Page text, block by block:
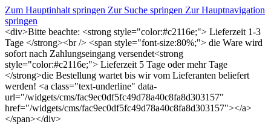
Zum Hauptinhalt springen Zur Suche springen Zur Hauptnavigation
springen
<div>Bitte beachte: <strong style="color:#c2116e;"> Lieferzeit 1-3
Tage </strong><br /> <span style="font-size:80%;"> die Ware wird
sofort nach Zahlungseingang versendet<strong
style="color:#c2116e;"> Lieferzeit 5 Tage oder mehr Tage
</strong>die Bestellung wartet bis wir vom Lieferanten beliefert
werden! <a class="text-underline" data-
url="/widgets/cms/fac9ec0df5fc49d78a40c8fa8d303157"
href="/widgets/cms/fac9ec0df5fc49d78a40c8fa8d303157"></a>
</span></div>